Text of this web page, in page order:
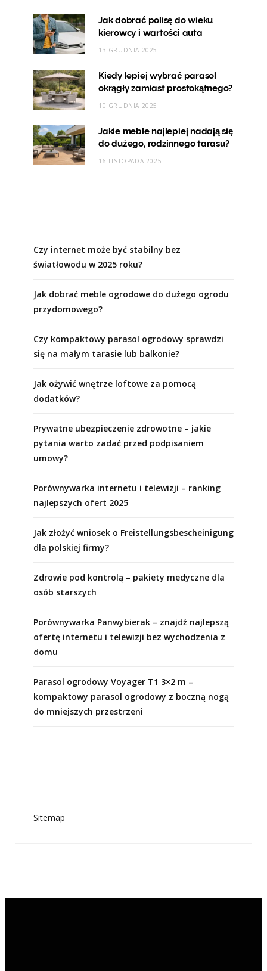
Jak dobrać polisę do wieku
kierowcy i wartości auta
13 GRUDNIA 2025
Kiedy lepiej wybrać parasol
okrągły zamiast prostokątnego?
10 GRUDNIA 2025
Jakie meble najlepiej nadają się
do dużego, rodzinnego tarasu?
16 LISTOPADA 2025
Czy internet może być stabilny bez
światłowodu w 2025 roku?
Jak dobrać meble ogrodowe do dużego ogrodu
przydomowego?
Czy kompaktowy parasol ogrodowy sprawdzi
się na małym tarasie lub balkonie?
Jak ożywić wnętrze loftowe za pomocą
dodatków?
Prywatne ubezpieczenie zdrowotne – jakie
pytania warto zadać przed podpisaniem
umowy?
Porównywarka internetu i telewizji – ranking
najlepszych ofert 2025
Jak złożyć wniosek o Freistellungsbescheinigung
dla polskiej firmy?
Zdrowie pod kontrolą – pakiety medyczne dla
osób starszych
Porównywarka Panwybierak – znajdź najlepszą
ofertę internetu i telewizji bez wychodzenia z
domu
Parasol ogrodowy Voyager T1 3×2 m –
kompaktowy parasol ogrodowy z boczną nogą
do mniejszych przestrzeni
Sitemap